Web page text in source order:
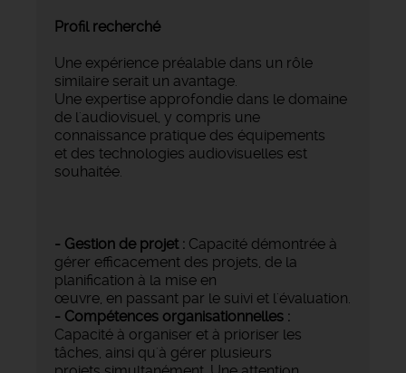
Profil recherché
Une expérience préalable dans un rôle
similaire serait un avantage.
Une expertise approfondie dans le domaine
de l'audiovisuel, y compris une
connaissance pratique des équipements
et des technologies audiovisuelles est
souhaitée.
- Gestion de projet : Capacité démontrée à
gérer efficacement des projets, de la
planification à la mise en
œuvre, en passant par le suivi et l'évaluation.
- Compétences organisationnelles :
Capacité à organiser et à prioriser les
tâches, ainsi qu'à gérer plusieurs